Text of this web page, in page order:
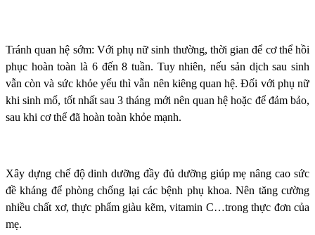
Tránh quan hệ sớm: Với phụ nữ sinh thường, thời gian để cơ thể hồi
phục hoàn toàn là 6 đến 8 tuần. Tuy nhiên, nếu sản dịch sau sinh
vẫn còn và sức khỏe yếu thì vẫn nên kiêng quan hệ. Đối với phụ nữ
khi sinh mổ, tốt nhất sau 3 tháng mới nên quan hệ hoặc để đảm bảo,
sau khi cơ thể đã hoàn toàn khỏe mạnh.
Xây dựng chế độ dinh dưỡng đầy đủ dưỡng giúp mẹ nâng cao sức
đề kháng để phòng chống lại các bệnh phụ khoa. Nên tăng cường
nhiều chất xơ, thực phẩm giàu kẽm, vitamin C…trong thực đơn của
mẹ.